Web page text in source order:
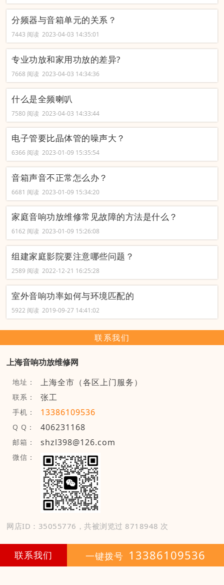
分频器与音箱单元的关系？
7443 阅读 2023-04-03 14:35:01
专业功放和家用功放的差异?
7668 阅读 2023-04-03 14:34:36
什么是全频喇叭
7580 阅读 2023-04-03 14:33:44
电子管要比晶体管的噪声大？
6366 阅读 2023-01-09 15:35:54
音箱声音不正常怎么办？
6681 阅读 2023-01-09 15:34:20
家庭音响功放维修常见故障的方法是什么？
6162 阅读 2023-01-09 15:26:08
组建家庭影院要注意哪些问题？
2589 阅读 2022-12-21 16:25:28
室外音响功率如何与环境匹配的
5922 阅读 2019-09-27 14:41:02
联系我们
上海音响功放维修网
地址： 上海全市（各区上门服务）
联系： 张工
手机： 13386109536
Q Q： 406231168
邮箱： shzl398@126.com
微信：
网店ID：35055776，共被浏览过 8718948 次
网店登录 免费开店 技术支持： 颜艳珍
联系我们 一键拨号 13386109536